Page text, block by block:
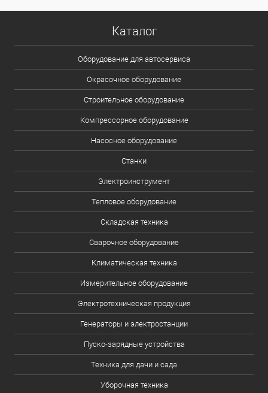
Каталог
Оборудование для автосервиса
Окрасочное оборудование
Строительное оборудование
Компрессорное оборудование
Насосное оборудование
Станки
Электроинструмент
Тепловое оборудование
Складская техника
Сварочное оборудование
Климатическая техника
Измерительное оборудование
Электротехническая продукция
Генераторы и электростанции
Пуско-зарядные устройства
Техника для дачи и сада
Уборочная техника